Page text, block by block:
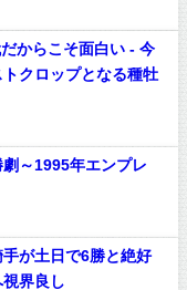
からこそ面白い - 今
クロップとなる種牡
～1995年エンプレ
手が土日で6勝と絶好
界良し